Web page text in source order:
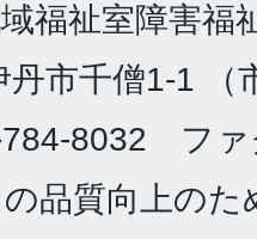
福祉室障害福
市千僧1-1 （
784-8032 ファ
品質向上のた